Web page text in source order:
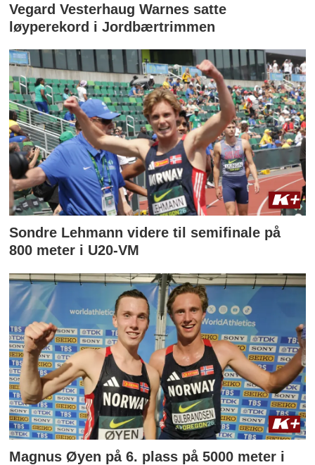
Vegard Vesterhaug Warnes satte
løyperekord i Jordbærtrimmen
Sondre Lehmann videre til semifinale på
800 meter i U20-VM
Magnus Øyen på 6. plass på 5000 meter i